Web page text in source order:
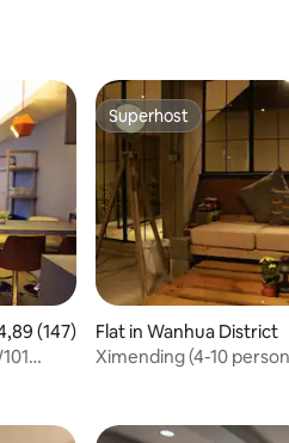
beoordeling van 4,89 op
(147)
Superhost
Superhost
Flat in Wanhua District
Ximending (4-10